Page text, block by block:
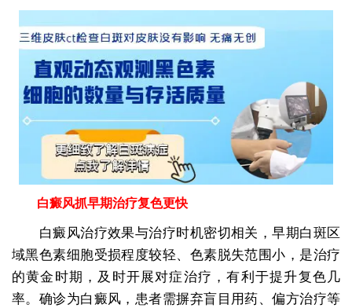
白癜风抓早期治疗复色更快
白癜风治疗效果与治疗时机密切相关，早期白斑区
域黑色素细胞受损程度较轻、色素脱失范围小，是治疗
的黄金时期，及时开展对症治疗，有利于提升复色几
率。确诊为白癜风，患者需摒弃盲目用药、偏方治疗等